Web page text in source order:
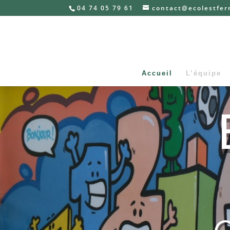
04 74 05 79 61
Accueil L’équipe